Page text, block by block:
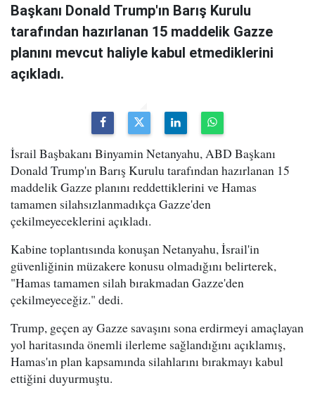
Başkanı Donald Trump'ın Barış Kurulu
tarafından hazırlanan 15 maddelik Gazze
planını mevcut haliyle kabul etmediklerini
açıkladı.
İsrail Başbakanı Binyamin Netanyahu, ABD Başkanı
Donald Trump'ın Barış Kurulu tarafından hazırlanan 15
maddelik Gazze planını reddettiklerini ve Hamas
tamamen silahsızlanmadıkça Gazze'den
çekilmeyeceklerini açıkladı.
Kabine toplantısında konuşan Netanyahu, İsrail'in
güvenliğinin müzakere konusu olmadığını belirterek,
"Hamas tamamen silah bırakmadan Gazze'den
çekilmeyeceğiz." dedi.
Trump, geçen ay Gazze savaşını sona erdirmeyi amaçlayan
yol haritasında önemli ilerleme sağlandığını açıklamış,
Hamas'ın plan kapsamında silahlarını bırakmayı kabul
ettiğini duyurmuştu.